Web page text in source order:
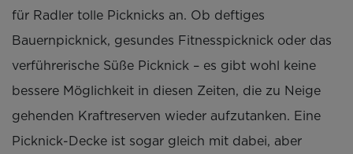
für Radler tolle Picknicks an. Ob deftiges
Bauernpicknick, gesundes Fitnesspicknick oder das
verführerische Süße Picknick – es gibt wohl keine
bessere Möglichkeit in diesen Zeiten, die zu Neige
gehenden Kraftreserven wieder aufzutanken. Eine
Picknick-Decke ist sogar gleich mit dabei, aber